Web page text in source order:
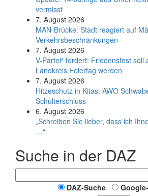
vermisst
7. August 2026
MAN-Brücke: Stadt reagiert auf
Verkehrsbeschränkungen
7. August 2026
V-Partei­³ fordert: Friedens­fest soll
Land­kreis Feier­tag werden
7. August 2026
Hitzeschutz in Kitas: AWO
Schulterschluss
6. August 2026
„Schreiben Sie lieber, dass ich
…“
Suche in der DAZ
DAZ-Suche